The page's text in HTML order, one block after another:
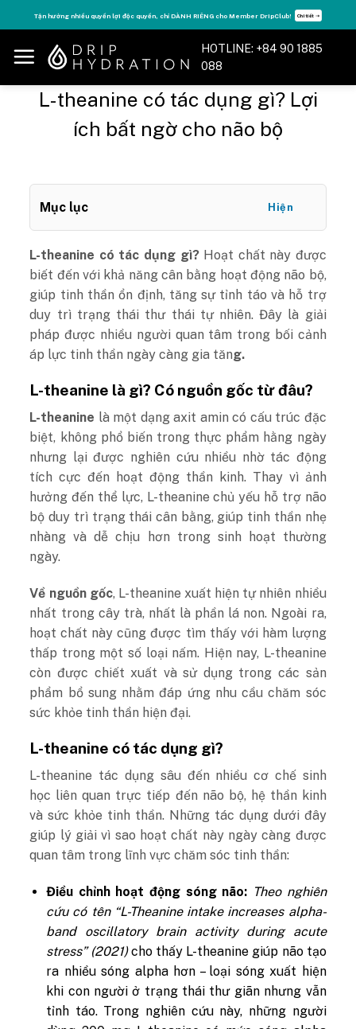
to
content
Tận hưởng nhiều quyền lợi độc quyền, chỉ DÀNH RIÊNG cho Member DripClub! Chi tiết ➝
HOTLINE: +84 90 1885
088
L-theanine có tác dụng gì? Lợi
ích bất ngờ cho não bộ
Mục lục Hiện
L-theanine có tác dụng gì? Hoạt chất này được
biết đến với khả năng cân bằng hoạt động não bộ,
giúp tinh thần ổn định, tăng sự tỉnh táo và hỗ trợ
duy trì trạng thái thư thái tự nhiên. Đây là giải
pháp được nhiều người quan tâm trong bối cảnh
áp lực tinh thần ngày càng gia tăng.
L-theanine là gì? Có nguồn gốc từ đâu?
L-theanine là một dạng axit amin có cấu trúc đặc
biệt, không phổ biến trong thực phẩm hằng ngày
nhưng lại được nghiên cứu nhiều nhờ tác động
tích cực đến hoạt động thần kinh. Thay vì ảnh
hưởng đến thể lực, L-theanine chủ yếu hỗ trợ não
bộ duy trì trạng thái cân bằng, giúp tinh thần nhẹ
nhàng và dễ chịu hơn trong sinh hoạt thường
ngày.
Về nguồn gốc, L-theanine xuất hiện tự nhiên nhiều
nhất trong cây trà, nhất là phần lá non. Ngoài ra,
hoạt chất này cũng được tìm thấy với hàm lượng
thấp trong một số loại nấm. Hiện nay, L-theanine
còn được chiết xuất và sử dụng trong các sản
phẩm bổ sung nhằm đáp ứng nhu cầu chăm sóc
sức khỏe tinh thần hiện đại.
L-theanine có tác dụng gì?
L-theanine tác dụng sâu đến nhiều cơ chế sinh
học liên quan trực tiếp đến não bộ, hệ thần kinh
và sức khỏe tinh thần. Những tác dụng dưới đây
giúp lý giải vì sao hoạt chất này ngày càng được
quan tâm trong lĩnh vực chăm sóc tinh thần:
Điều chỉnh hoạt động sóng não: Theo nghiên
cứu có tên “L-Theanine intake increases alpha-
band oscillatory brain activity during acute
stress” (2021)cho thấy L-theanine giúp não tạo
ra nhiều sóng alpha hơn – loại sóng xuất hiện
khi con người ở trạng thái thư giãn nhưng vẫn
tỉnh táo. Trong nghiên cứu này, những người